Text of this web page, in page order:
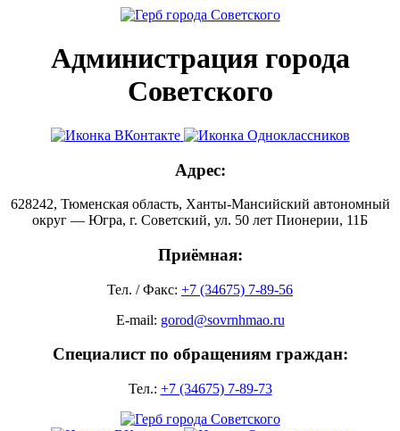
Администрация города
Советского
Адрес:
628242, Тюменская область, Ханты-Мансийский автономный
округ — Югра, г. Советский, ул. 50 лет Пионерии, 11Б
Приёмная:
Тел. / Факс: +7 (34675) 7-89-56
E-mail: gorod@sovrnhmao.ru
Специалист по обращениям граждан:
Тел.: +7 (34675) 7-89-73